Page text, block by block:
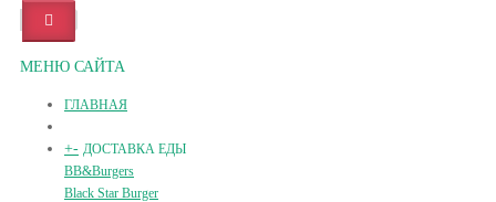
МЕНЮ САЙТА
ГЛАВНАЯ
+- ДОСТАВКА ЕДЫ
BB&Burgers
Black Star Burger